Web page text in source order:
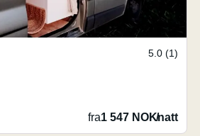
5.0 (1)
fra1 547 NOK/natt